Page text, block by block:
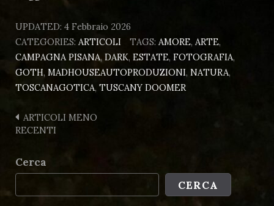
Neri”
UPDATED: 4 Febbraio 2026
CATEGORIES: ARTICOLI TAGS:AMORE,ARTE,
CAMPAGNA PISANA, DARK, ESTATE, FOTOGRAFIA,
GOTH, MADHOUSEAUTOPRODUZIONI, NATURA,
TOSCANAGOTICA, TUSCANY DOOMER
Navigazione
ARTICOLI MENO
RECENTI
Cerca
CERCA